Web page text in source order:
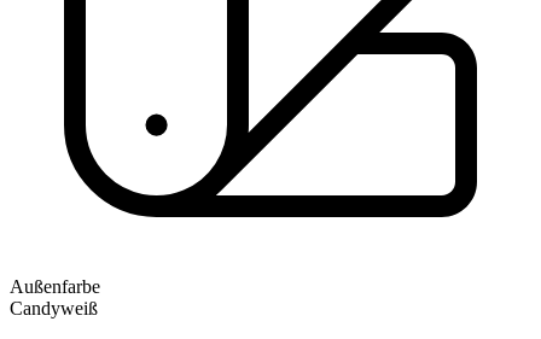
Außenfarbe
Candyweiß